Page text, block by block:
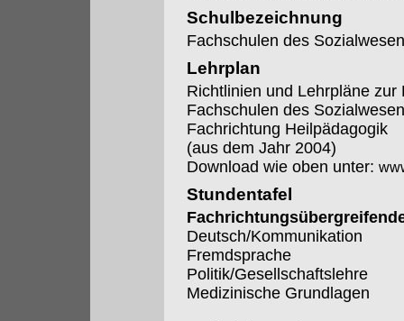
Schulbezeichnung
Fachschulen des
Lehrplan
Richtlinien und Lehrpläne zur
Fachschulen des
Fachrichtung Heilpädagogik
(aus dem Jahr 2004)
Download wie oben unter:
Stundentafel
Deutsch/Kommunikation
Fremdsprache
Politik/Gesellschaftslehre
Medizinische Grundlagen